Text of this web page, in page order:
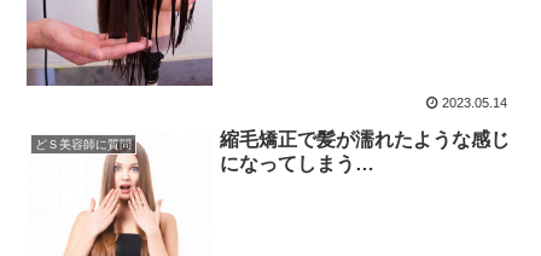
2023.05.14
どＳ美容師に質問
縮毛矯正で髪が濡れたような感じ
になってしまう…